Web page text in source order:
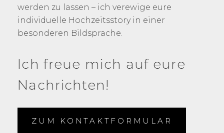
werden zu lassen – ich verewige eure
individuelle Hochzeitsstory in einer
besonderen Bildsprache.
Ich freue mich auf eure
Nachrichten!
ZUM KONTAKTFORMULAR